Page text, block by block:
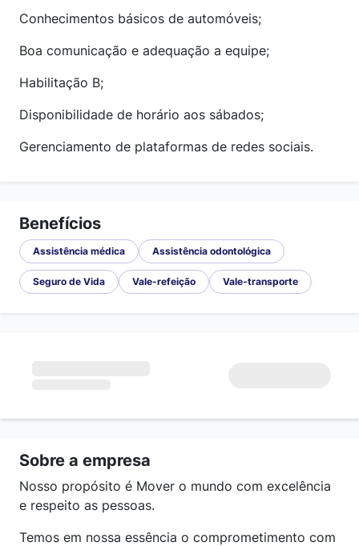
Conhecimentos básicos de automóveis;
Boa comunicação e adequação a equipe;
Habilitação B;
Disponibilidade de horário aos sábados;
Gerenciamento de plataformas de redes sociais.
Benefícios
Assistência médica Assistência odontológica
Seguro de Vida Vale-refeição Vale-transporte
Sobre a empresa
Nosso propósito é Mover o mundo com excelência
e respeito as pessoas.
Temos em nossa essência o comprometimento com